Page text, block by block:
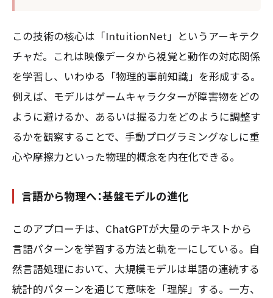
この技術の核心は「IntuitionNet」というアーキテク
チャだ。これは映像データから視覚と動作の対応関係
を学習し、いわゆる「物理的事前知識」を形成する。
例えば、モデルはゲームキャラクターが障害物をどの
ように避けるか、あるいは握る力をどのように調整す
るかを観察することで、手動プログラミングなしに重
心や摩擦力といった物理的概念を内在化できる。
言語から物理へ：基盤モデルの進化
このアプローチは、ChatGPTが大量のテキストから
言語パターンを学習する方法と軌を一にしている。自
然言語処理において、大規模モデルは単語の連続する
統計的パターンを通じて意味を「理解」する。一方、